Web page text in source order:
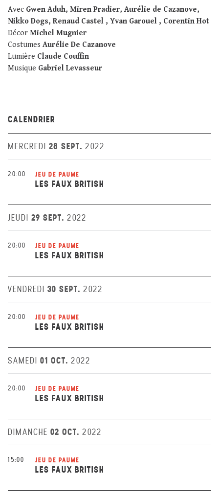
Avec Gwen Aduh, Miren Pradier, Aurélie de Cazanove,
Nikko Dogs, Renaud Castel , Yvan Garouel , Corentin Hot
Décor Michel Mugnier
Costumes Aurélie De Cazanove
Lumière Claude Couffin
Musique Gabriel Levasseur
CALENDRIER
MERCREDI 28 SEPT. 2022
20:00 JEU DE PAUME
LES FAUX BRITISH
JEUDI 29 SEPT. 2022
20:00 JEU DE PAUME
LES FAUX BRITISH
VENDREDI 30 SEPT. 2022
20:00 JEU DE PAUME
LES FAUX BRITISH
SAMEDI 01 OCT. 2022
20:00 JEU DE PAUME
LES FAUX BRITISH
DIMANCHE 02 OCT. 2022
15:00 JEU DE PAUME
LES FAUX BRITISH